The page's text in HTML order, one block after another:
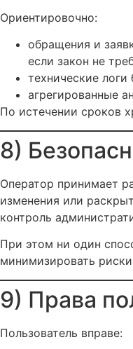
Ориентировочно:
обращения и
если закон не
технические
агрегированные
По истечении сроков
8)
Оператор принимает
изменения или
контроль
При этом ни один
минимизировать
9) Права
Пользователь вправе: